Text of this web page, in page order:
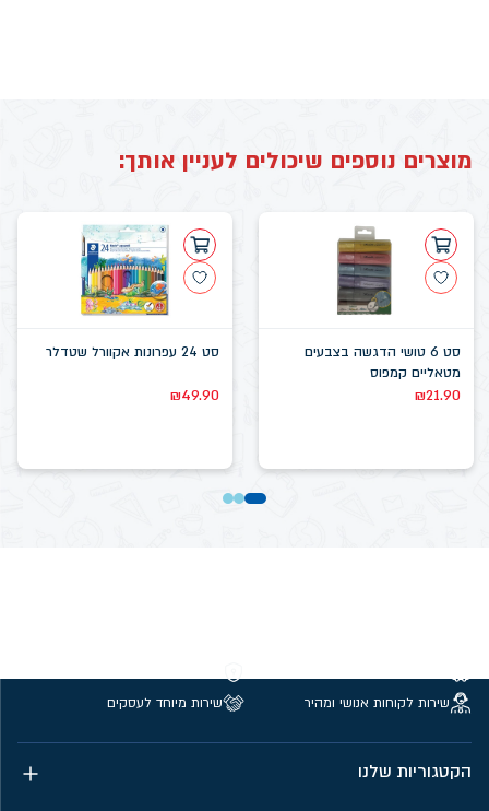
מוצרים נוספים שיכולים לעניין אותך:
סט 6 טושי הדגשה בצבעים
מטאליים קמפוס
₪21.90
סט 24 עפרונות אקוורל שטדלר
₪49.90
שירות לקוחות אנושי ומהיר
שירות מיוחד לעסקים
הקטגוריות שלנו